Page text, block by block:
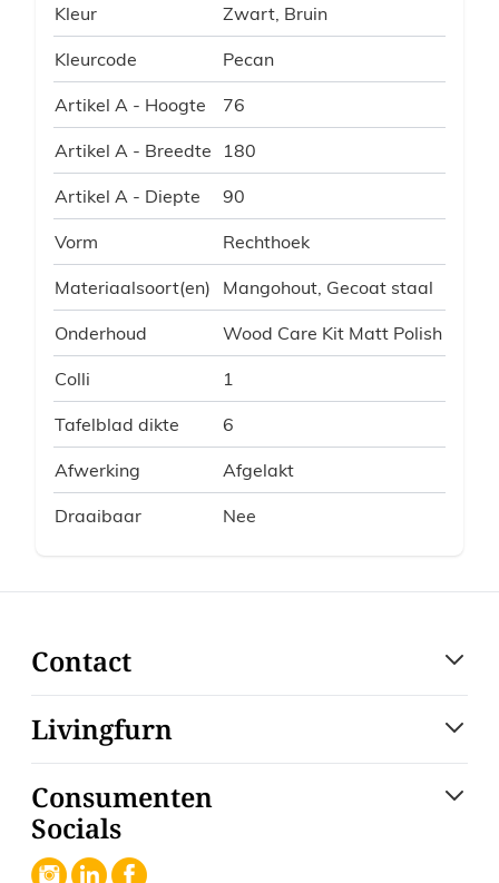
Kleur Zwart, Bruin
Kleurcode Pecan
Artikel A - Hoogte 76
Artikel A - Breedte 180
Artikel A - Diepte 90
Vorm Rechthoek
Materiaalsoort(en) Mangohout, Gecoat staal
Onderhoud Wood Care Kit Matt Polish
Colli 1
Tafelblad dikte 6
Afwerking Afgelakt
Draaibaar Nee
Contact
Livingfurn
Consumenten
Socials